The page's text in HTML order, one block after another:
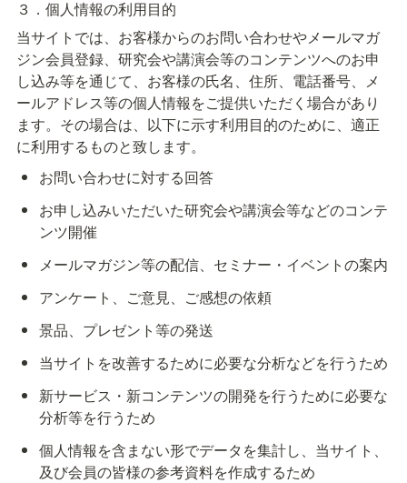
３．個人情報の利用目的
当サイトでは、お客様からのお問い合わせやメールマガ
ジン会員登録、研究会や講演会等のコンテンツへのお申
し込み等を通じて、お客様の氏名、住所、電話番号、メ
ールアドレス等の個人情報をご提供いただく場合があり
ます。その場合は、以下に示す利用目的のために、適正
に利用するものと致します。
お問い合わせに対する回答
お申し込みいただいた研究会や講演会等などのコンテ
ンツ開催
メールマガジン等の配信、セミナー・イベントの案内
アンケート、ご意見、ご感想の依頼
景品、プレゼント等の発送
当サイトを改善するために必要な分析などを行うため
新サービス・新コンテンツの開発を行うために必要な
分析等を行うため
個人情報を含まない形でデータを集計し、当サイト、
及び会員の皆様の参考資料を作成するため